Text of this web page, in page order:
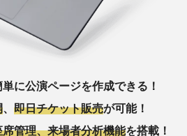
に公演ページを作成できる！
即日チケット販売が可能！
管理、来場者分析機能を搭載！